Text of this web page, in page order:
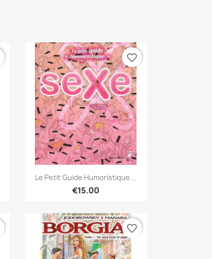
Quick view
Le Petit Guide Humoristique...
€15.00
favorite_border
favorite_border